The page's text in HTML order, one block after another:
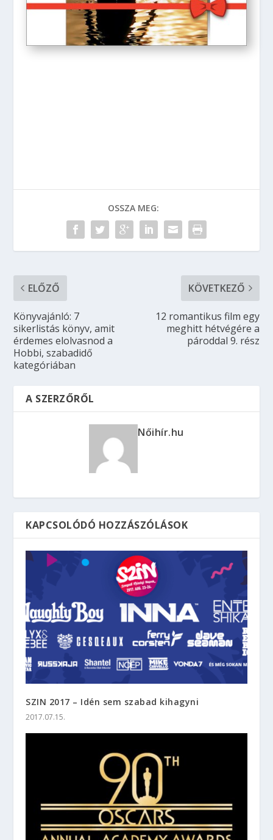
OSSZA MEG:
ELŐZŐ
Könyvajánló: 7
sikerlistás könyv, amit
érdemes elolvasnod a
Hobbi, szabadidő
kategóriában
KÖVETKEZŐ
12 romantikus film egy
meghitt hétvégére a
pároddal 9. rész
A SZERZŐRŐL
Nőihír.hu
KAPCSOLÓDÓ HOZZÁSZÓLÁSOK
SZIN 2017 – Idén sem szabad kihagyni
2017.07.15.